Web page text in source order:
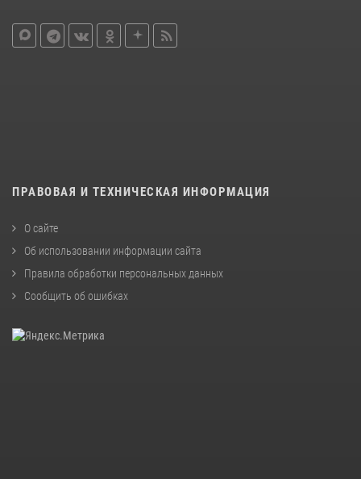
ПРАВОВАЯ И ТЕХНИЧЕСКАЯ ИНФОРМАЦИЯ
О сайте
Об использовании информации сайта
Правила обработки персональных данных
Сообщить об ошибках